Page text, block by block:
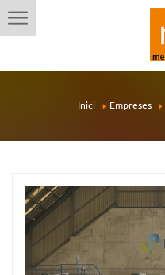
Inici Empreses